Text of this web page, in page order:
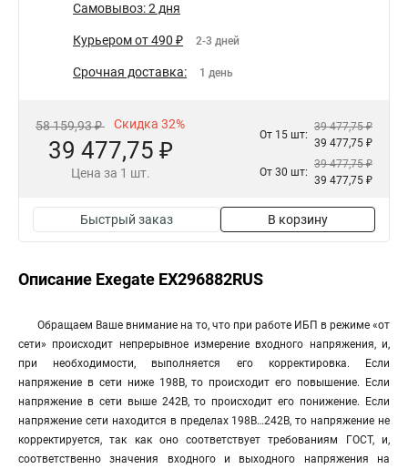
Самовывоз: 2 дня
Курьером от 490 ₽ 2-3 дней
Срочная доставка: 1 день
58 159,93 ₽ Скидка 32%
39 477,75 ₽
Цена за 1 шт.
От 15 шт:
39 477,75 ₽
39 477,75 ₽
От 30 шт:
39 477,75 ₽
39 477,75 ₽
Быстрый заказ В корзину
Описание Exegate EX296882RUS
Обращаем Ваше внимание на то, что при работе ИБП в режиме «от
сети» происходит непрерывное измерение входного напряжения, и,
при необходимости, выполняется его корректировка. Если
напряжение в сети ниже 198В, то происходит его повышение. Если
напряжение в сети выше 242В, то происходит его понижение. Если
напряжение сети находится в пределах 198В…242В, то напряжение не
корректируется, так как оно соответствует требованиям ГОСТ, и,
соответственно значения входного и выходного напряжения на